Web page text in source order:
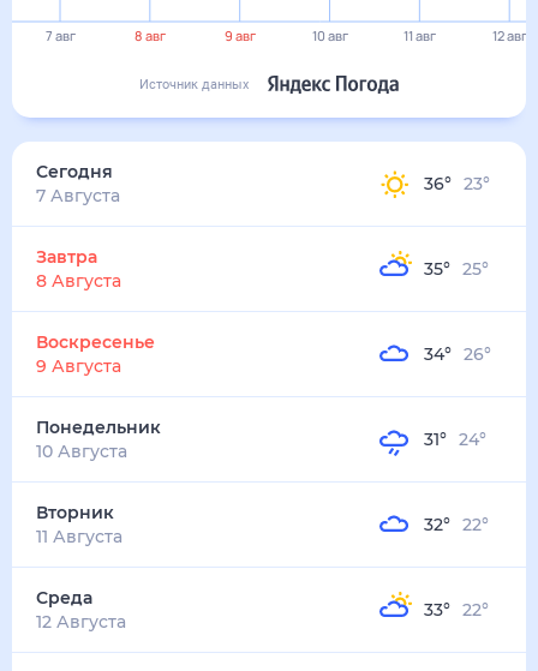
7 авг 8 авг 9 авг 10 авг 11 авг 12 авг
Источник данных
Сегодня
7 Августа
36° 23°
Завтра
8 Августа
35° 25°
Воскресенье
9 Августа
34° 26°
Понедельник
10 Августа
31° 24°
Вторник
11 Августа
32° 22°
Среда
12 Августа
33° 22°